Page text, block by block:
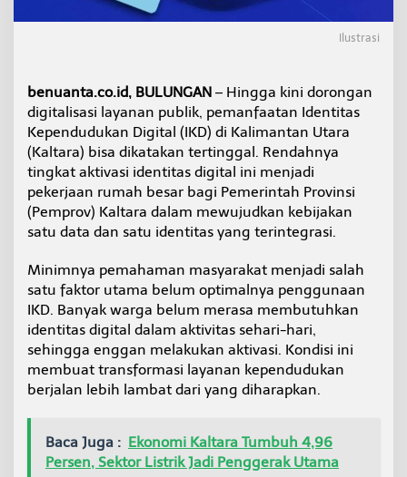
R
e
h
,
e
m
p
r
v
S
a
p
k
a
n
S
u
d
a
Ilustrasi
benuanta.co.id, BULUNGAN – Hingga kini dorongan
digitalisasi layanan publik, pemanfaatan Identitas
Kependudukan Digital (IKD) di Kalimantan Utara
(Kaltara) bisa dikatakan tertinggal. Rendahnya
tingkat aktivasi identitas digital ini menjadi
pekerjaan rumah besar bagi Pemerintah Provinsi
(Pemprov) Kaltara dalam mewujudkan kebijakan
satu data dan satu identitas yang terintegrasi.
Minimnya pemahaman masyarakat menjadi salah
satu faktor utama belum optimalnya penggunaan
IKD. Banyak warga belum merasa membutuhkan
identitas digital dalam aktivitas sehari-hari,
sehingga enggan melakukan aktivasi. Kondisi ini
membuat transformasi layanan kependudukan
berjalan lebih lambat dari yang diharapkan.
Baca Juga : Ekonomi Kaltara Tumbuh 4,96
Persen, Sektor Listrik Jadi Penggerak Utama